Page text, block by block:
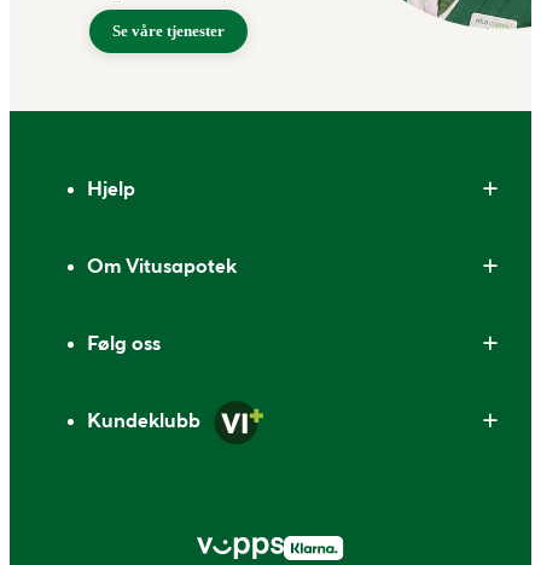
Se våre tjenester
Hjelp
Om Vitusapotek
Følg oss
Kundeklubb